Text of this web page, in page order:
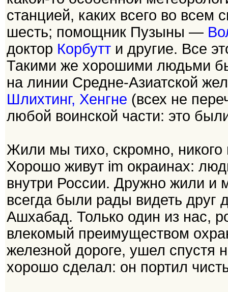
станцией, каких всего во всем
шесть; помощник Пузыны —
доктор Корбутти другие. Все
Такими же хорошими людьми
на линии Средне-Азиатской
Шлихтинг, Хенгне (всех не
любой воинской части: это
Жили мы тихо, скромно, никого
Хорошо живут im окраинах:
внутри России. Дружно жили
всегда были рады видеть друг
Ашхабад. Только один из нас,
влекомый преимуществом
железной дороге, ушел спустя
хорошо сделал: он портил